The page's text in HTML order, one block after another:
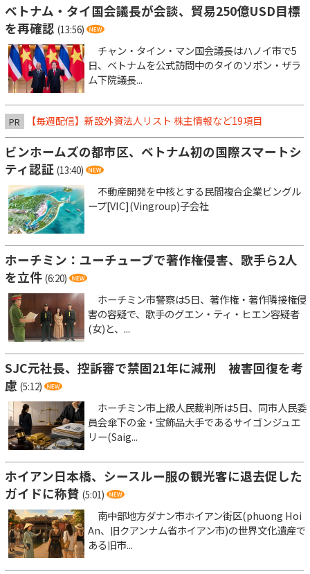
ベトナム・タイ国会議長が会談、貿易250億USD目標
を再確認 (13:56)
チャン・タイン・マン国会議長はハノイ市で5
日、ベトナムを公式訪問中のタイのソポン・ザラ
ム下院議長...
PR 【毎週配信】新設外資法人リスト 株主情報など19項目
ビンホームズの都市区、ベトナム初の国際スマートシ
ティ認証 (13:40)
不動産開発を中核とする民間複合企業ビングル
ープ[VIC](Vingroup)子会社
ホーチミン：ユーチューブで著作権侵害、歌手ら2人
を立件 (6:20)
ホーチミン市警察は5日、著作権・著作隣接権侵
害の容疑で、歌手のグエン・ティ・ヒエン容疑者
(女)と、...
SJC元社長、控訴審で禁固21年に減刑 被害回復を考
慮 (5:12)
ホーチミン市上級人民裁判所は5日、同市人民委
員会傘下の金・宝飾品大手であるサイゴンジュエ
リー(Saig...
ホイアン日本橋、シースルー服の観光客に退去促した
ガイドに称賛 (5:01)
南中部地方ダナン市ホイアン街区(phuong Hoi
An、旧クアンナム省ホイアン市)の世界文化遺産で
ある旧市...